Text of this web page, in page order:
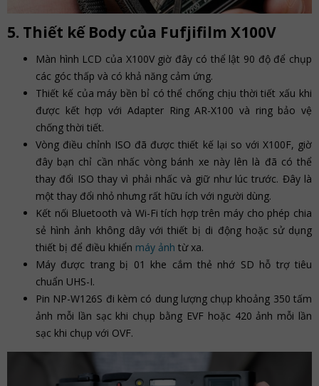
5. Thiết kế Body của Fufjifilm X100V
Màn hình LCD của X100V giờ đây có thể lật 90 độ để chụp
các góc thấp và có khả năng cảm ứng.
Thiết kế của máy bền bỉ có thể chống chịu thời tiết xấu khi
được kết hợp với Adapter Ring AR-X100 và ring bảo vệ
chống thời tiết.
Vòng điều chỉnh ISO đã được thiết kế lại so với X100F, giờ
đây bạn chỉ cần nhấc vòng bánh xe này lên là đã có thể
thay đổi ISO thay vì phải nhấc và giữ như lúc trước. Đây là
một thay đổi nhỏ nhưng rất hữu ích với người dùng.
Kết nối Bluetooth và Wi-Fi tích hợp trên máy cho phép chia
sẻ hình ảnh không dây với thiết bị di động hoặc sử dụng
thiết bị để điều khiển máy ảnh từ xa.
Máy được trang bị 01 khe cắm thẻ nhớ SD hỗ trợ tiêu
chuẩn UHS-I.
Pin NP-W126S đi kèm có dung lượng chụp khoảng 350 tấm
ảnh mỗi lần sạc khi chụp bằng EVF hoặc 420 ảnh mỗi lần
sạc khi chụp với OVF.